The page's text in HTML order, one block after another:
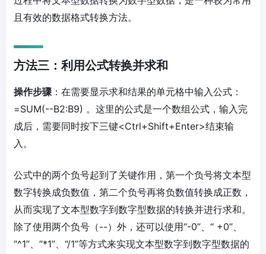
且有效的数据格式转换方法。
方法三：利用公式转换并求和
操作步骤 ：在需要显示求和结果的单元格中输入公式：
=SUM(--B2:B9) 。这里的公式是一个数组公式，输入完
成后，需要同时按下三键<Ctrl+Shift+Enter>结束输
入。
公式中的两个负号起到了关键作用，第一个负号将文本型
数字转换成负数值，第二个负号再将负数值转换成正数，
从而实现了文本型数字到数字型数据的转换并进行求和。
除了使用两个负号（--）外，还可以使用“-0”、“ +0”、
“^1”、“*1”、“/1”等方式来实现文本型数字到数字型数据的